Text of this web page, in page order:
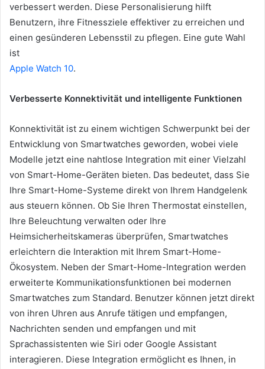
verbessert werden. Diese Personalisierung hilft
Benutzern, ihre Fitnessziele effektiver zu erreichen und
einen gesünderen Lebensstil zu pflegen. Eine gute Wahl
ist
Apple Watch 10.
Verbesserte Konnektivität und intelligente Funktionen
Konnektivität ist zu einem wichtigen Schwerpunkt bei der
Entwicklung von Smartwatches geworden, wobei viele
Modelle jetzt eine nahtlose Integration mit einer Vielzahl
von Smart-Home-Geräten bieten. Das bedeutet, dass Sie
Ihre Smart-Home-Systeme direkt von Ihrem Handgelenk
aus steuern können. Ob Sie Ihren Thermostat einstellen,
Ihre Beleuchtung verwalten oder Ihre
Heimsicherheitskameras überprüfen, Smartwatches
erleichtern die Interaktion mit Ihrem Smart-Home-
Ökosystem. Neben der Smart-Home-Integration werden
erweiterte Kommunikationsfunktionen bei modernen
Smartwatches zum Standard. Benutzer können jetzt direkt
von ihren Uhren aus Anrufe tätigen und empfangen,
Nachrichten senden und empfangen und mit
Sprachassistenten wie Siri oder Google Assistant
interagieren. Diese Integration ermöglicht es Ihnen, in